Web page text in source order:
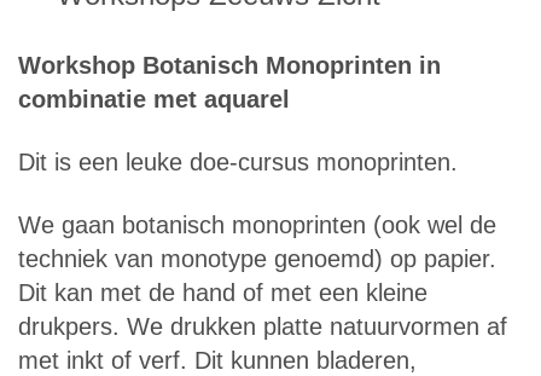
Workshop Botanisch Monoprinten in
combinatie met aquarel
Dit is een leuke doe-cursus monoprinten.
We gaan botanisch monoprinten (ook wel de
techniek van monotype genoemd) op papier.
Dit kan met de hand of met een kleine
drukpers. We drukken platte natuurvormen af
met inkt of verf. Dit kunnen bladeren,